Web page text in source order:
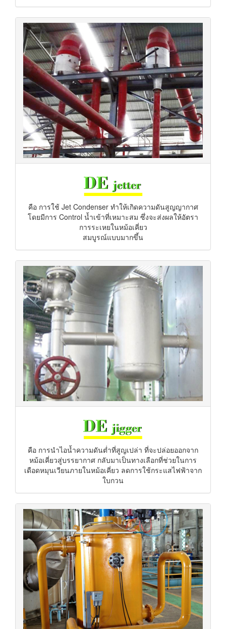
คือ การใช้ Jet Condenser ทำให้เกิดความดันสูญญากาศ
โดยมีการ Control น้ำเข้าที่เหมาะสม ซึ่งจะส่งผลให้อัตรา
การระเหยในหม้อเคี่ยว
สมบูรณ์แบบมากขึ้น
คือ การนำไอน้ำความดันต่ำที่สูญเปล่า ที่จะปล่อยออกจาก
หม้อเคี่ยวสู่บรรยากาศ กลับมาเป็นทางเลือกที่ช่วยในการ
เดือดหมุนเวียนภายในหม้อเคี่ยว ลดการใช้กระแสไฟฟ้าจาก
ใบกวน